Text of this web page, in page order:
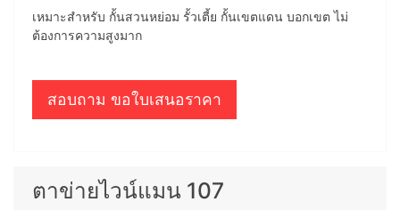
เหมาะสำหรับ กั้นสวนหย่อม รั้วเตี้ย กั้นเขตแดน บอกเขต ไม่
ต้องการความสูงมาก
สอบถาม ขอใบเสนอราคา
ตาข่ายไวน์แมน 107